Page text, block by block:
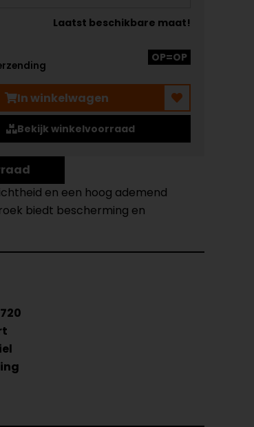
Laatst beschikbare maat!
OP=OP
In winkelwagen
Bekijk winkelvoorraad
en een hoog ademend
biedt bescherming en